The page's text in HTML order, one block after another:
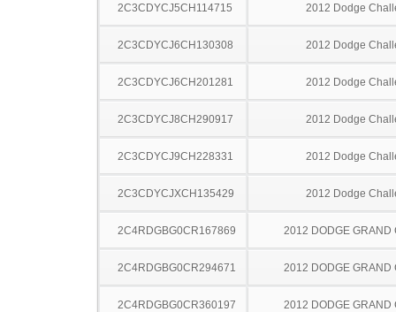
2C3CDYCJ5CH114715 2012 Dodge
2C3CDYCJ6CH130308 2012 Dodge
2C3CDYCJ6CH201281 2012 Dodge
2C3CDYCJ8CH290917 2012 Dodge
2C3CDYCJ9CH228331 2012 Dodge
2C3CDYCJXCH135429 2012 Dodge
2C4RDGBG0CR167869 2012 DODGE GRAND
2C4RDGBG0CR294671 2012 DODGE GRAND
2C4RDGBG0CR360197 2012 DODGE GRAND